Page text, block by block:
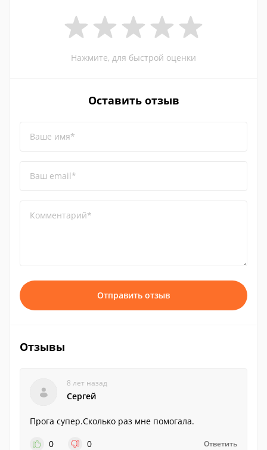
Нажмите, для быстрой оценки
Оставить отзыв
Ваше имя*
Ваш email*
Комментарий*
Отправить отзыв
Отзывы
8 лет назад
Сергей
Прога супер.Сколько раз мне помогала.
0
0 Ответить